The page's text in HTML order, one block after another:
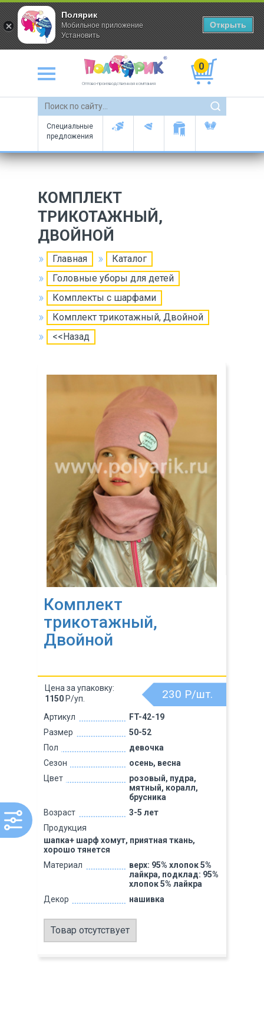
Оптово-производственная компания
0
Специальные
предложения
КОМПЛЕКТ
ТРИКОТАЖНЫЙ,
ДВОЙНОЙ
Главная
Каталог
Головные уборы для детей
Комплекты с шарфами
Комплект трикотажный, Двойной
<<Назад
Комплект
трикотажный,
Двойной
Артикул
FT-42-19
Размер
50-52
Пол
девочка
Сезон
осень, весна
Цвет
розовый, пудра,
мятный, коралл,
брусника
Возраст
3-5 лет
Продукция
шапка+ шарф хомут, приятная ткань,
хорошо тянется
Материал
верх: 95% хлопок 5%
лайкра, подклад: 95%
хлопок 5% лайкра
Декор
нашивка
230 Р/шт.
Цена за упаковку:
1150 Р/уп.
Товар отсутствует
Полярик
Мобильное приложение
Установить
Открыть